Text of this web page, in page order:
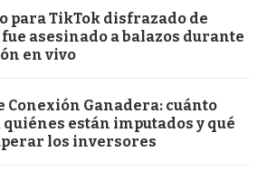
para TikTok disfrazado de
asesinado a balazos durante
en vivo
Conexión Ganadera: cuánto
están imputados y qué
los inversores